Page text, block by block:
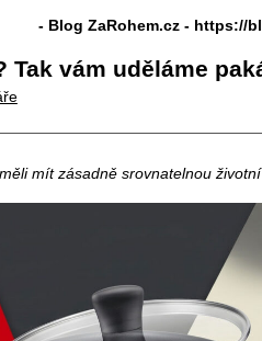
- Blog ZaRohem.cz - https://
vám uděláme
mít zásadně srovnatelnou